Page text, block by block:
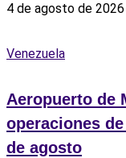
4 de agosto de 2026
Venezuela
Aeropuerto de
operaciones
de agosto